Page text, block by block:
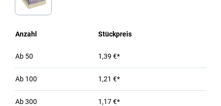
Anzahl Stückpreis
Ab 50 1,39 €*
Ab 100 1,21 €*
Ab300 1,17 €*